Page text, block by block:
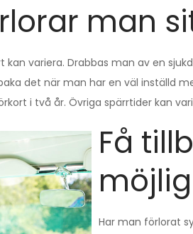
man
kan variera. Drabbas man av en
det när man har en väl inställd
i två år. Övriga spärrtider kan
Få tillb
Har man förlorat